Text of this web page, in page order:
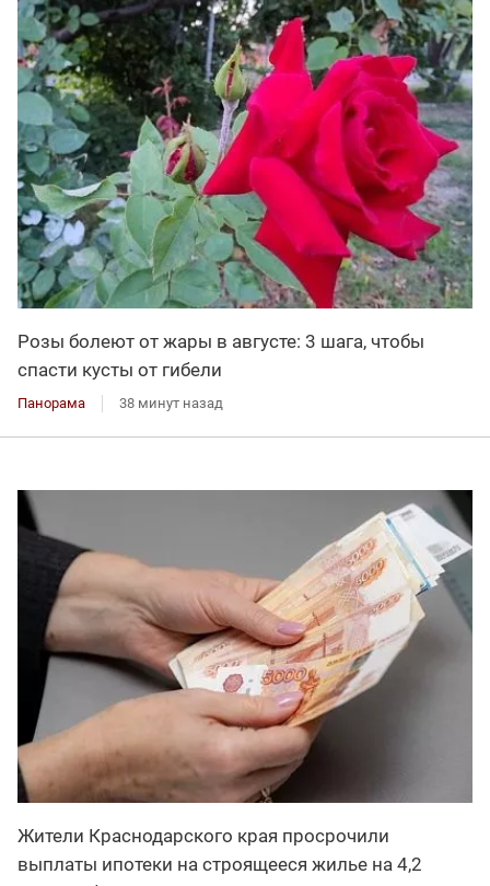
Розы болеют от жары в августе: 3 шага, чтобы
спасти кусты от гибели
Панорама 38 минут назад
Жители Краснодарского края просрочили
выплаты ипотеки на строящееся жилье на 4,2